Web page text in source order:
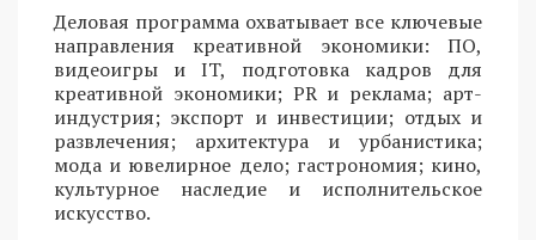
Деловая программа охватывает все ключевые
направления креативной экономики: ПО,
видеоигры и IT, подготовка кадров для
креативной экономики; PR и реклама; арт-
индустрия; экспорт и инвестиции; отдых и
развлечения; архитектура и урбанистика;
мода и ювелирное дело; гастрономия; кино,
культурное наследие и исполнительское
искусство.